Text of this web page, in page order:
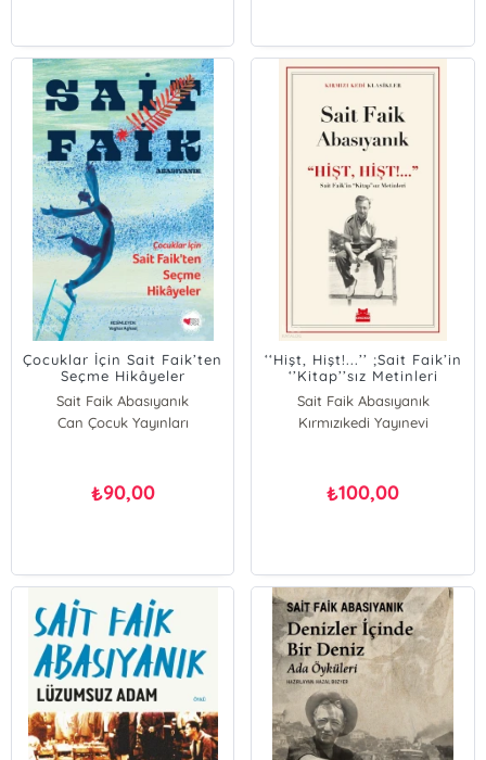
Çocuklar İçin Sait Faik’ten
Seçme Hikâyeler
Sait Faik Abasıyanık
Can Çocuk Yayınları
₺90,00
‘‘Hişt, Hişt!...’’ ;Sait Faik’in
‘’Kitap’’sız Metinleri
Sait Faik Abasıyanık
Kırmızıkedi Yayınevi
₺100,00